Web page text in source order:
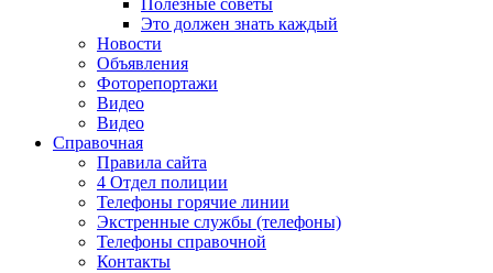
Полезные советы
Это должен знать каждый
Новости
Объявления
Фоторепортажи
Видео
Видео
Справочная
Правила сайта
4 Отдел полиции
Телефоны горячие линии
Экстренные службы (телефоны)
Телефоны справочной
Контакты